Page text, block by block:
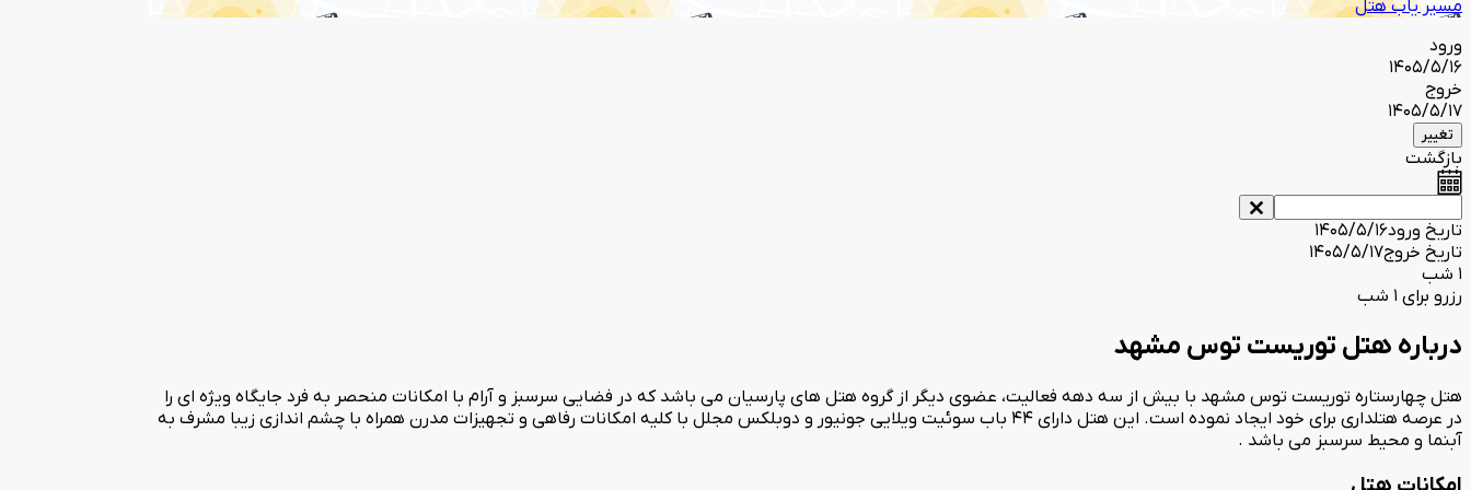
مسیر یاب هتل
ورود
1405/5/16
خروج
1405/5/17
تغییر
بازگشت
تاریخ ورود1405/5/16
تاریخ خروج1405/5/17
1 شب
رزرو برای 1 شب
درباره هتل توریست توس مشهد
هتل چهارستاره توریست توس مشهد با بیش از سه دهه فعالیت، عضوی دیگر از گروه هتل های پارسیان می باشد که در فضایی سرسبز و آرام با امکانات منحصر به فرد جایگاه ویژه ای را
در عرصه هتلداری برای خود ایجاد نموده است. این هتل دارای 44 باب سوئیت ویلایی جونیور و دوبلکس مجلل با کلیه امکانات رفاهی و تجهیزات مدرن همراه با چشم اندازی زیبا مشرف به
آبنما و محیط سرسبز می باشد .